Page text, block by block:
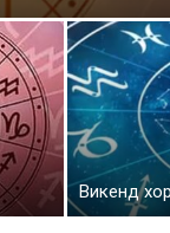
Викенд